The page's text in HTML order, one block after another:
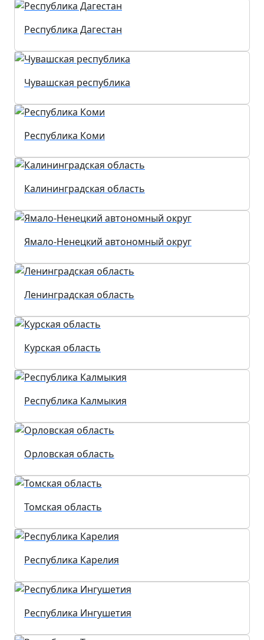
Республика Дагестан
Чувашская республика
Республика Коми
Калининградская область
Ямало-Ненецкий автономный округ
Ленинградская область
Курская область
Республика Калмыкия
Орловская область
Томская область
Республика Карелия
Республика Ингушетия